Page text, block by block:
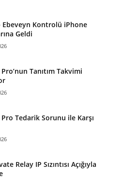
Ebeveyn Kontrolü iPhone
Geldi
Tanıtım Takvimi
Tedarik Sorunu ile Karşı
Relay IP Sızıntısı Açığıyla